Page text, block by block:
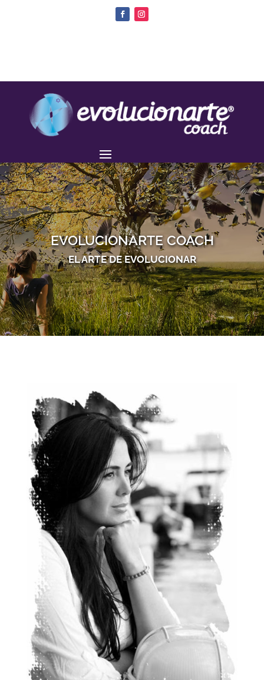
EVOLUCIONARTE COACH
EL ARTE DE EVOLUCIONAR